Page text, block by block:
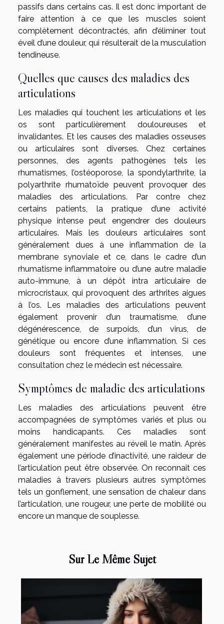
passifs dans certains cas. Il est donc important de
faire attention à ce que les muscles soient
complètement décontractés, afin d’éliminer tout
éveil d’une douleur, qui résulterait de la musculation
tendineuse.
Quelles que causes des maladies des
articulations
Les maladies qui touchent les articulations et les
os sont particulièrement douloureuses et
invalidantes. Et les causes des maladies osseuses
ou articulaires sont diverses. Chez certaines
personnes, des agents pathogènes tels les
rhumatismes, l’ostéoporose, la spondylarthrite, la
polyarthrite rhumatoïde peuvent provoquer des
maladies des articulations. Par contre chez
certains patients, la pratique d’une activité
physique intense peut engendrer des douleurs
articulaires. Mais les douleurs articulaires sont
généralement dues à une inflammation de la
membrane synoviale et ce, dans le cadre d’un
rhumatisme inflammatoire ou d’une autre maladie
auto-immune, à un dépôt intra articulaire de
microcristaux, qui provoquent des arthrites aigues
à l’os. Les maladies des articulations peuvent
également provenir d’un traumatisme, d’une
dégénérescence, de surpoids, d’un virus, de
génétique ou encore d’une inflammation. Si ces
douleurs sont fréquentes et intenses, une
consultation chez le médecin est nécessaire.
Symptômes de maladie des articulations
Les maladies des articulations peuvent être
accompagnées de symptômes variés et plus ou
moins handicapants. Ces maladies sont
généralement manifestes au réveil le matin. Après
également une période d’inactivité, une raideur de
l’articulation peut être observée. On reconnait ces
maladies à travers plusieurs autres symptômes
tels un gonflement, une sensation de chaleur dans
l’articulation, une rougeur, une perte de mobilité ou
encore un manque de souplesse.
Sur Le Même Sujet